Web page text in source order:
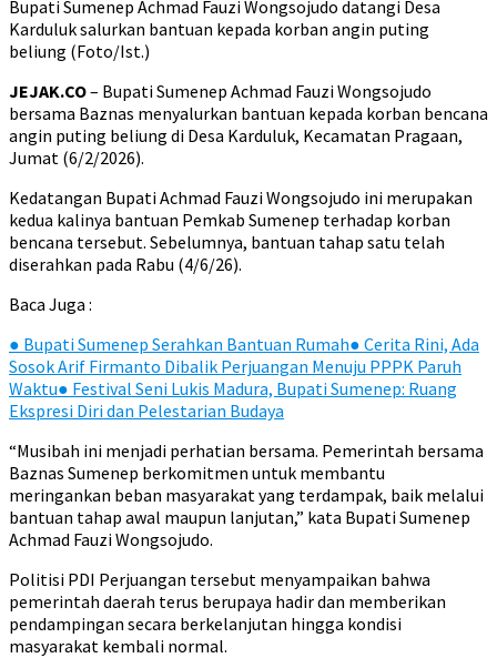
Bupati Sumenep Achmad Fauzi Wongsojudo datangi Desa
Karduluk salurkan bantuan kepada korban angin puting
beliung (Foto/Ist.)
JEJAK.CO– Bupati Sumenep Achmad Fauzi Wongsojudo
bersama Baznas menyalurkan bantuan kepada korban bencana
angin puting beliung di Desa Karduluk, Kecamatan Pragaan,
Jumat (6/2/2026).
Kedatangan Bupati Achmad Fauzi Wongsojudo ini merupakan
kedua kalinya bantuan Pemkab Sumenep terhadap korban
bencana tersebut. Sebelumnya, bantuan tahap satu telah
diserahkan pada Rabu (4/6/26).
Baca Juga :
● Bupati Sumenep Serahkan Bantuan Rumah● Cerita Rini, Ada
Sosok Arif Firmanto Dibalik Perjuangan Menuju PPPK Paruh
Waktu● Festival Seni Lukis Madura, Bupati Sumenep: Ruang
Ekspresi Diri dan Pelestarian Budaya
“Musibah ini menjadi perhatian bersama. Pemerintah bersama
Baznas Sumenep berkomitmen untuk membantu
meringankan beban masyarakat yang terdampak, baik melalui
bantuan tahap awal maupun lanjutan,” kata Bupati Sumenep
Achmad Fauzi Wongsojudo.
Politisi PDI Perjuangan tersebut menyampaikan bahwa
pemerintah daerah terus berupaya hadir dan memberikan
pendampingan secara berkelanjutan hingga kondisi
masyarakat kembali normal.